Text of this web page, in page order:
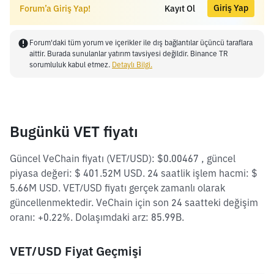
Forum’a Giriş Yap! Kayıt Ol Giriş Yap
Forum'daki tüm yorum ve içerikler ile dış bağlantılar üçüncü taraflara
aittir. Burada sunulanlar yatırım tavsiyesi değildir. Binance TR
sorumluluk kabul etmez. Detaylı Bilgi.
Bugünkü VET fiyatı
Güncel VeChain fiyatı (VET/USD): $0.00467 , güncel
piyasa değeri: $ 401.52M USD. 24 saatlik işlem hacmi: $
5.66M USD. VET/USD fiyatı gerçek zamanlı olarak
güncellenmektedir. VeChain için son 24 saatteki değişim
oranı: +0.22%. Dolaşımdaki arz: 85.99B.
VET/USD Fiyat Geçmişi